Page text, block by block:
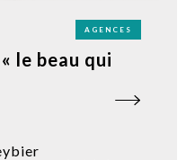
AGENCES
le beau qui